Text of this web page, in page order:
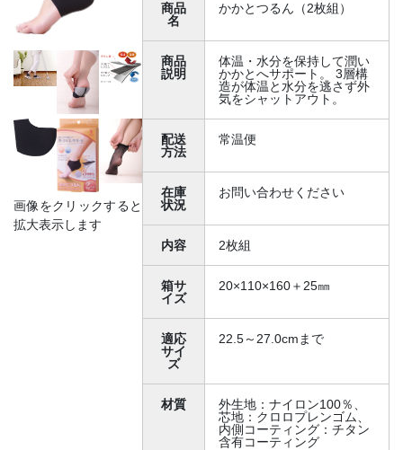
画像をクリックすると
拡大表示します
商品
名
かかとつるん（2枚組）
商品
説明
体温・水分を保持して潤い
かかとへサポート。 3層構
造が体温と水分を逃さず外
気をシャットアウト。
配送
方法
常温便
在庫
状況
お問い合わせください
内容 2枚組
箱サ
イズ
20×110×160＋25㎜
適応
サイ
ズ
22.5～27.0cmまで
材質
外生地：ナイロン100％、
芯地：クロロプレンゴム、
内側コーティング：チタン
含有コーティング